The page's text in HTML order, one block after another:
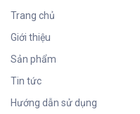
Trang chủ
Giới thiệu
Sản phẩm
Tin tức
Hướng dẫn sử dụng